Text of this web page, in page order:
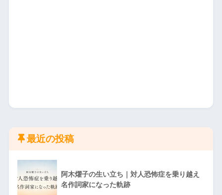
最近の投稿
阿木燿子の生い立ち｜対人恐怖症を乗り越え
名作詞家になった軌跡